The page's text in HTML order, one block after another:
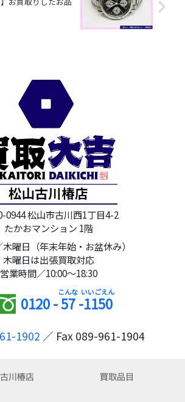
お買取りしたお品
0944 松山市古川西1丁目4-2
たかおマンション 1階
曜日（年末年始・お盆休み）
木曜日は出張買取対応
営業時間／10:00～18:30
0120 -57-1150
1902 ／ Fax 089-961-1904
川椿店 買取品目